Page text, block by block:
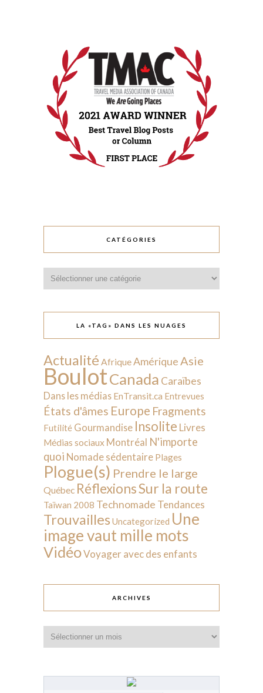
CATÉGORIES
LA «TAG» DANS LES NUAGES
Actualité AfriqueAmérique Asie
BoulotCanada Caraïbes
Dans les médias EnTransit.ca Entrevues
États d'âmes Europe Fragments
Futilité Gourmandise Insolite Livres
Médias sociaux Montréal N'importe
quoi Nomade sédentaire Plages
Plogue(s) Prendre le large
Québec RéflexionsSur la route
Taïwan 2008 Technomade Tendances
Trouvailles Uncategorized Une
image vaut mille mots
VidéoVoyager avec des enfants
ARCHIVES